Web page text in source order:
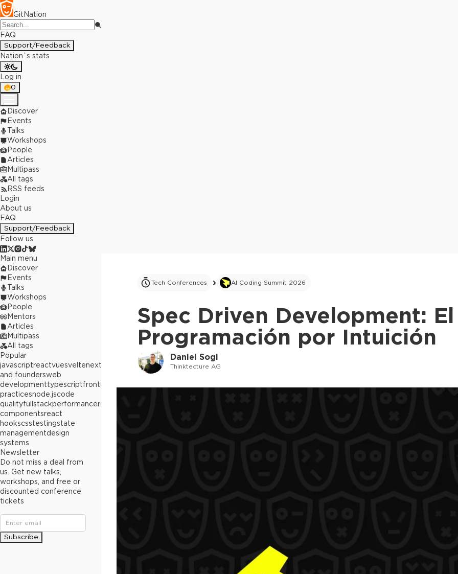
GitNation
FAQ
Support/Feedback
Nation`s stats
Log in
0
Discover
Events
Talks
Workshops
People
Articles
Multipass
All tags
RSS feeds
Login
About us
FAQ
Support/Feedback
Follow us
Tech Conferences AI Coding Summit 2026
Spec Driven Development:
Programación por Intuición
Daniel Sogl
Thinktecture AG
Main menu
Discover
Events
Talks
Workshops
People
Mentors
Articles
Multipass
All tags
Popular
javascriptreactvuesveltenext.js
and foundersweb
developmenttypescriptfrontend
practicesnode.jscode
qualityfullstackperformancereact
componentsreact
hookscsstestingstate
managementdesign
systems
Newsletter
Do not miss a deal from
us. Get new talks,
workshops, and free or
discounted conference
tickets
Subscribe